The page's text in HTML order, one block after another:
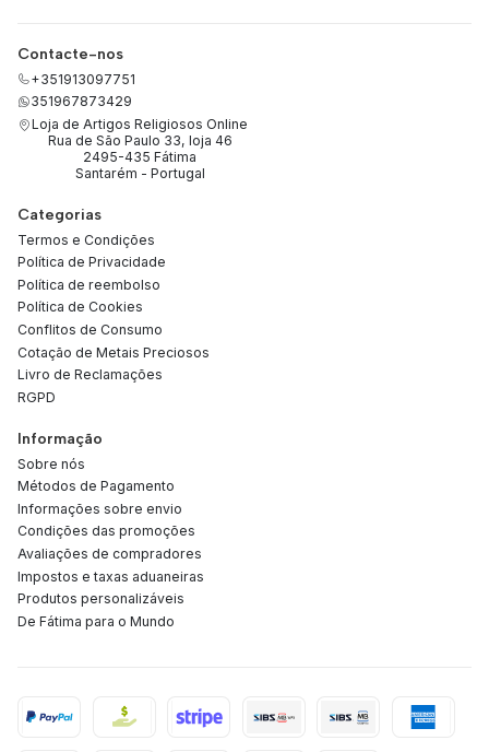
Contacte-nos
+351913097751
351967873429
Loja de Artigos Religiosos Online
Rua de São Paulo 33, loja 46
2495-435 Fátima
Santarém - Portugal
Categorias
Termos e Condições
Política de Privacidade
Política de reembolso
Política de Cookies
Conflitos de Consumo
Cotação de Metais Preciosos
Livro de Reclamações
RGPD
Informação
Sobre nós
Métodos de Pagamento
Informações sobre envio
Condições das promoções
Avaliações de compradores
Impostos e taxas aduaneiras
Produtos personalizáveis
De Fátima para o Mundo